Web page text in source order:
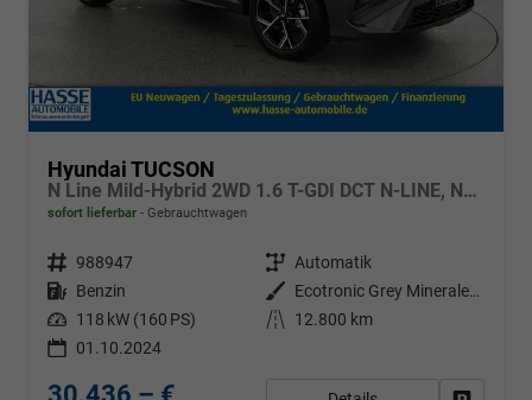
Hyundai TUCSON
N Line Mild-Hybrid 2WD 1.6 T-GDI DCT N-LINE, Navi, 19-Zoll, Teilleder
sofort lieferbar Gebrauchtwagen
Fahrzeugnr. 988947 Getriebe Automatik
Kraftstoff Benzin Außenfarbe
Ecotronic Grey Mineraleffekt
Leistung 118 kW (160 PS) Kilometerstand
12.800 km
01.10.2024